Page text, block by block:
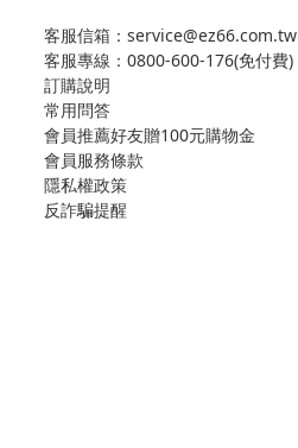
客服信箱：service@ez66.com.tw
客服專線： 0800-600-176(免付費)
訂購說明
常用問答
會員推薦好友贈100元購物金
會員服務條款
隱私權政策
反詐騙提醒